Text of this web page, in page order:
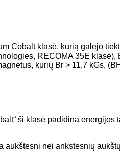
Cobalt klasė, kurią galėjo
RECOMA 35E
kurių Br > 11,7 kGs,
ši klasė padidina
nei ankstesnių